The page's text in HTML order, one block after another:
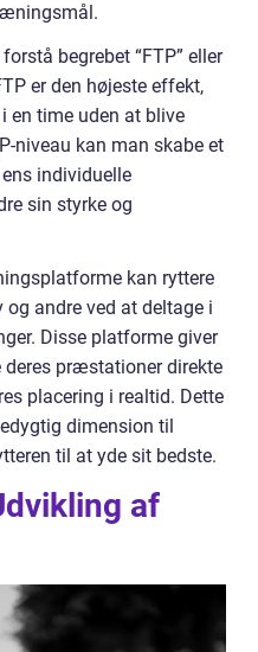
begrebet “FTP” eller
er den højeste effekt,
en time uden at blive
niveau kan man skabe et
individuelle
sin styrke og
kan ryttere
andre ved at deltage i
Disse platforme giver
præstationer direkte
placering i realtid. Dette
dimension til
til at yde sit bedste.
af